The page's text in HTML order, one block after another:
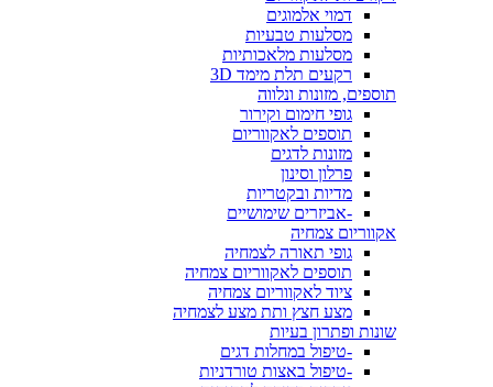
דמוי אלמוגים
מסלעות טבעיות
מסלעות מלאכותיות
רקעים תלת מימד 3D
תוספים, מזונות ונלווה
גופי חימום וקירור
תוספים לאקווריום
מזונות לדגים
פרלון וסינון
מדיות ובקטריות
-אביזרים שימושיים
אקווריום צמחיה
גופי תאורה לצמחיה
תוספים לאקווריום צמחיה
ציוד לאקווריום צמחיה
מצע חצץ ותת מצע לצמחיה
שונות ופתרון בעיות
-טיפול במחלות דגים
-טיפול באצות טורדניות